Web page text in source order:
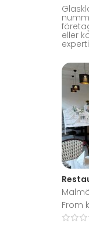
eller
From